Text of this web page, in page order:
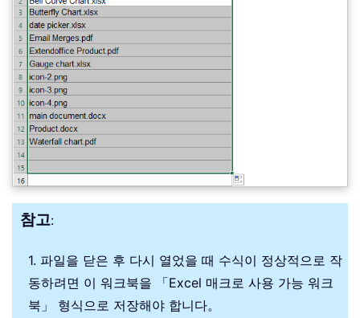
참고:
1. 파일을 닫은 후 다시 열었을 때 수식이 정상적으로 작
동하려면 이 워크북을 「Excel 매크로 사용 가능 워크
북」 형식으로 저장해야 합니다。